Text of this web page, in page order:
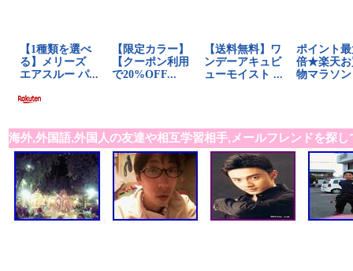
海外,外国語,外国人の友達や相互学習相手,メールフレンドを探し